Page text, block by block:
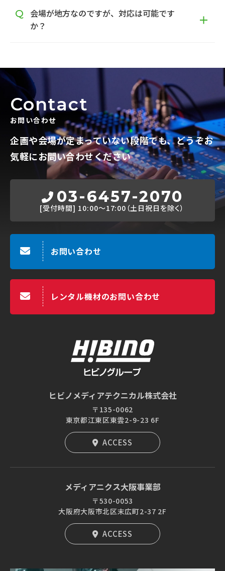
会場が地方なのですが、対応は可能です
か？
Contact
お問い合わせ
企画や会場が定まっていない段階でも、どうぞお
気軽にお問い合わせください
03-6457-2070
[受付時間] 10:00～17:00（土日祝日を除く）
お問い合わせ
レンタル機材のお問い合わせ
ヒビノメディアテクニカル株式会社
〒135-0062
東京都江東区東雲2-9-23 6F
ACCESS
メディアニクス大阪事業部
〒530-0053
大阪府大阪市北区末広町2-37 2F
ACCESS